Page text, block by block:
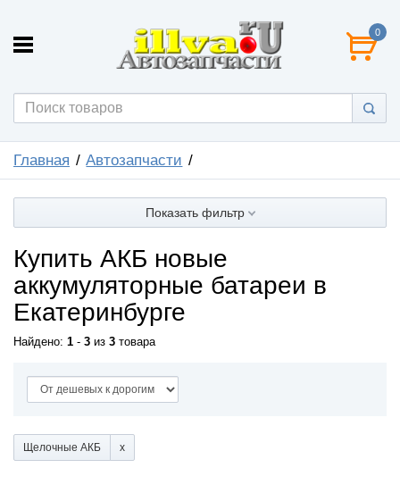
0
Главная Автозапчасти
Показать фильтр
Купить АКБ новые
аккумуляторные батареи в
Екатеринбурге
Найдено: 1 - 3 из 3 товара
Щелочные АКБ